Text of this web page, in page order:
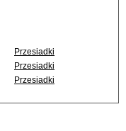
Przesiadki
Przesiadki
Przesiadki